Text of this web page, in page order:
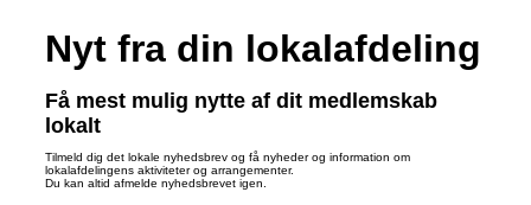
Nyt fra din lokalafdeling
Få mest mulig nytte af dit medlemskab
lokalt
Tilmeld dig det lokale nyhedsbrev og få nyheder og information om
lokalafdelingens aktiviteter og arrangementer.
Du kan altid afmelde nyhedsbrevet igen.